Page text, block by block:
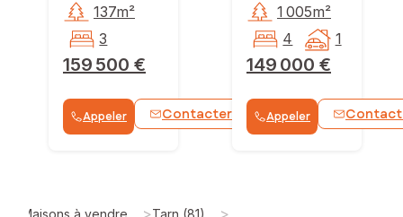
159 500 €
137m²
3
Appeler Contacter WhatsApp
149 000 €
1 005m²
4
1
Appeler
Maisons à vendre >Tarn (81) >